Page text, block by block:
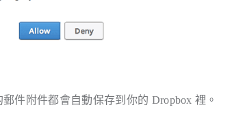
件附件都會自動保存到你的 Dropbox 裡。